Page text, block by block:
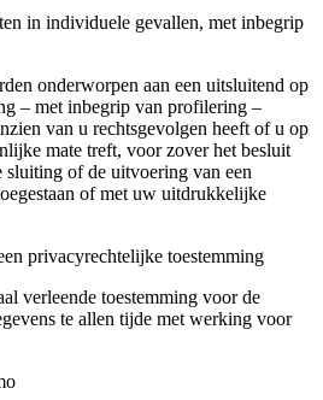
in individuele gevallen, met inbegrip
onderworpen aan een uitsluitend op
– met inbegrip van profilering –
van u rechtsgevolgen heeft of u op
mate treft, voor zover het besluit
of de uitvoering van een
of met uw uitdrukkelijke
privacyrechtelijke toestemming
verleende toestemming voor de
te allen tijde met werking voor